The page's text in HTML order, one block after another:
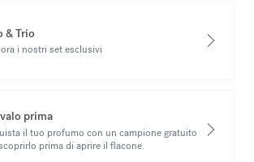
& Trio
i nostri set esclusivi
prima
il tuo profumo con un campione gratuito
prima di aprire il flacone.